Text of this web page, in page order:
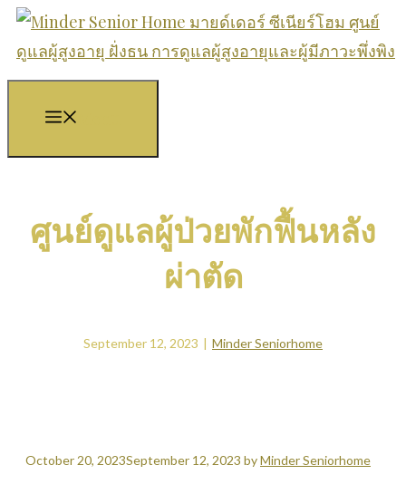
Skip
to
content
ศูนย์ดูแลผู้ป่วยพักฟื้นหลัง
ผ่าตัด
September 12, 2023 | Minder Seniorhome
October 20, 2023September 12, 2023 byMinder Seniorhome